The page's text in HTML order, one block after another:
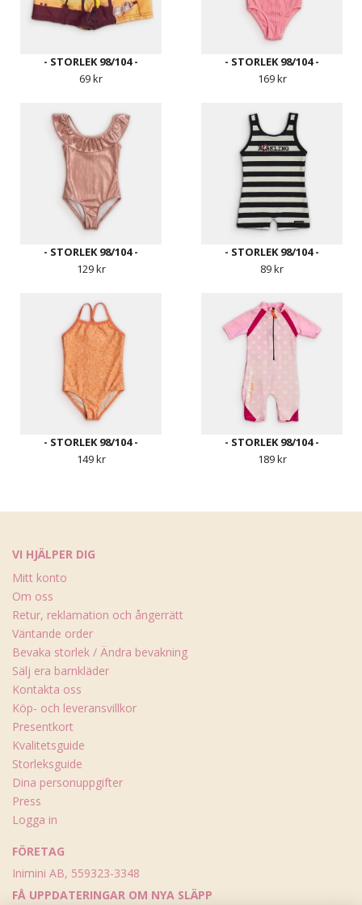
- STORLEK 98/104 -
69 kr
- STORLEK 98/104 -
169 kr
- STORLEK 98/104 -
129 kr
- STORLEK 98/104 -
89 kr
- STORLEK 98/104 -
149 kr
- STORLEK 98/104 -
189 kr
VI HJÄLPER DIG
Mitt konto
Om oss
Retur, reklamation och ångerrätt
Väntande order
Bevaka storlek / Ändra bevakning
Sälj era barnkläder
Kontakta oss
Köp- och leveransvillkor
Presentkort
Kvalitetsguide
Storleksguide
Dina personuppgifter
Press
Logga in
FÖRETAG
Inimini AB, 559323-3348
FÅ UPPDATERINGAR OM NYA SLÄPP